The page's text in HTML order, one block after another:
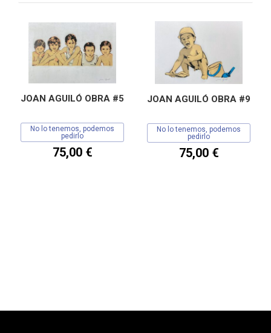
JOAN AGUILÓ OBRA #5
No lo tenemos, podemos
pedirlo
75,00 €
JOAN AGUILÓ OBRA #9
No lo tenemos, podemos
pedirlo
75,00 €